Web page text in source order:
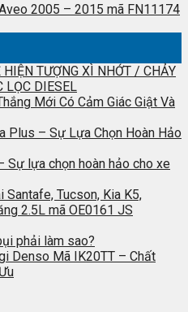
2005 – 2015 mã FN11174
TƯỢNG XÌ NHỚT / CHẢY
LỌC DIESEL
Mới Có Cảm Giác Giật Và
Plus – Sự Lựa Chọn Hoàn Hảo
Sự lựa chọn hoàn hảo cho xe
Santafe, Tucson, Kia K5,
2.5L mã OE0161 JS
phải làm sao?
Denso Mã IK20TT – Chất